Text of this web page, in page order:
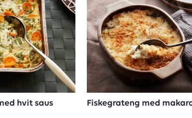
hvit saus Fiskegrateng med